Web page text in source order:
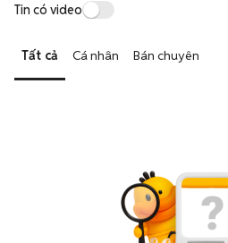
Tin có video
Tất cả Cá nhân Bán chuyên